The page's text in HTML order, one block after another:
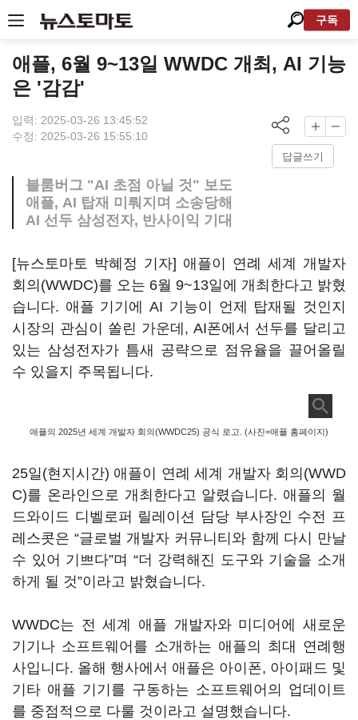
구독
애플, 6월 9~13일 WWDC 개최, AI 기능
은 '감감'
입력: 2025-03-26 13:45:52
수정: 2025-03-26 15:55:10
답글쓰기
블룸버그 "AI 초점 아닐 것" 보도
애플, AI 탑재 미뤄지며 소송당해
AI 선두 삼성전자, 반사이익 기대
[뉴스토마토 박혜정 기자] 애플이 연례 세계 개발자
회의(WWDC)를 오는 6월 9~13일에 개최한다고 밝혔
습니다. 애플 기기에 AI 기능이 언제 탑재될 것인지
시장의 관심이 쏠린 가운데, AI폰에서 선두를 달리고
있는 삼성전자가 틈새 공략으로 점유율을 끌어올릴
수 있을지 주목됩니다.
애플의 2025년 세계 개발자 회의(WWDC25) 공식 로고. (사진=애플 홈페이지)
25일(현지시간) 애플이 연례 세계 개발자 회의(WWD
C)를 온라인으로 개최한다고 알렸습니다. 애플의 월
드와이드 디벨로퍼 릴레이션 담당 부사장인 수전 프
레스콧은 “글로벌 개발자 커뮤니티와 함께 다시 만날
수 있어 기쁘다”며 “더 강력해진 도구와 기술을 소개
하게 될 것”이라고 밝혔습니다.
WWDC는 전 세계 애플 개발자와 미디어에 새로운
기기나 소프트웨어를 소개하는 애플의 최대 연례행
사입니다. 올해 행사에서 애플은 아이폰, 아이패드 및
기타 애플 기기를 구동하는 소프트웨어의 업데이트
를 중점적으로 다룰 것이라고 설명했습니다.